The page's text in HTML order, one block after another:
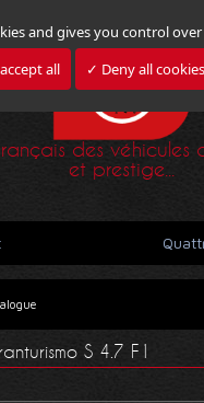
and gives you control
all
✓ Deny all cookies
des
et prestige...
S 4.7 F1